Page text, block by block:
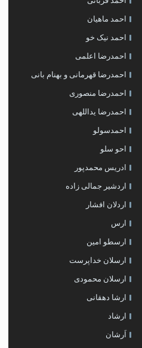
احمد ماهیان
احمد نیک خو
احمدرضا اعلمی
احمدرضا قهرمانی و بهنام بانی
احمدرضا منصوری
احمدرضا یداللهی
احمدسولو
احو سلو
ادریس محمدپور
اردشیر جمالی زاده
اردلان افشار
ارس
ارسطو امین
ارسلان خداپرست
ارسلان محمودی
ارشا دهقانی
ارشاد
اَرشان